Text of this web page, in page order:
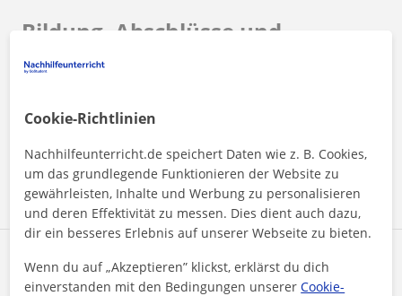
Bildung, Abschlüsse und
Zeugnisse
Realschulasbschluss
CAP
Fachhochschulreife
Sprachen
Cookie-Richtlinien
Nachhilfeunterricht.de speichert Daten wie z. B. Cookies,
um das grundlegende Funktionieren der Website zu
gewährleisten, Inhalte und Werbung zu personalisieren
und deren Effektivität zu messen. Dies dient auch dazu,
dir ein besseres Erlebnis auf unserer Webseite zu bieten.
Wenn du auf „Akzeptieren” klickst, erklärst du dich
einverstanden mit den Bedingungen unsererCookie-